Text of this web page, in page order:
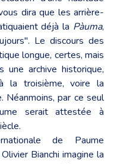
dira que les arrière-
déjà la Pàuma,
Le discours des
longue, certes, mais
une archive historique,
la troisième, voire la
Néanmoins, par ce seul
serait attestée à
de Paume
Bianchi imagine la